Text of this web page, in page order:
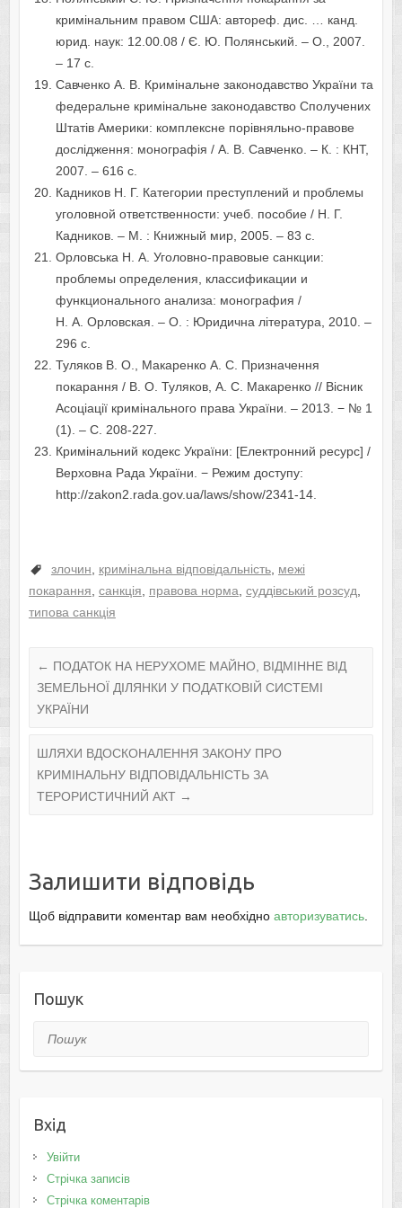
кримінальним правом США: автореф. дис. … канд.
юрид. наук: 12.00.08 / Є. Ю. Полянський. – О., 2007.
– 17 с.
Савченко А. В. Кримінальне законодавство України та
федеральне кримінальне законодавство Сполучених
Штатів Америки: комплексне порівняльно-правове
дослідження: монографія / А. В. Савченко. – К. : КНТ,
2007. – 616 с.
Кадников Н. Г. Категории преступлений и проблемы
уголовной ответственности: учеб. пособие / Н. Г.
Кадников. – М. : Книжный мир, 2005. – 83 с.
Орловська Н. А. Уголовно-правовые санкции:
проблемы определения, классификации и
функционального анализа: монография /
Н. А. Орловская. – О. : Юридична література, 2010. –
296 с.
Туляков В. О., Макаренко А. С. Призначення
покарання / В. О. Туляков, А. С. Макаренко // Вісник
Асоціації кримінального права України. – 2013. − № 1
(1). – С. 208-227.
Кримінальний кодекс України: [Електронний ресурс] /
Верховна Рада України. − Режим доступу:
http://zakon2.rada.gov.ua/laws/show/2341-14.
злочин, кримінальна відповідальність, межі
покарання, санкція, правова норма, суддівський розсуд,
типова санкція
← ПОДАТОК НА НЕРУХОМЕ МАЙНО, ВІДМІННЕ ВІД
ЗЕМЕЛЬНОЇ ДІЛЯНКИ У ПОДАТКОВІЙ СИСТЕМІ
УКРАЇНИ
ШЛЯХИ ВДОСКОНАЛЕННЯ ЗАКОНУ ПРО
КРИМІНАЛЬНУ ВІДПОВІДАЛЬНІСТЬ ЗА
ТЕРОРИСТИЧНИЙ АКТ →
Залишити відповідь
Щоб відправити коментар вам необхідно авторизуватись.
Пошук
Пошук
Вхід
Увійти
Стрічка записів
Стрічка коментарів